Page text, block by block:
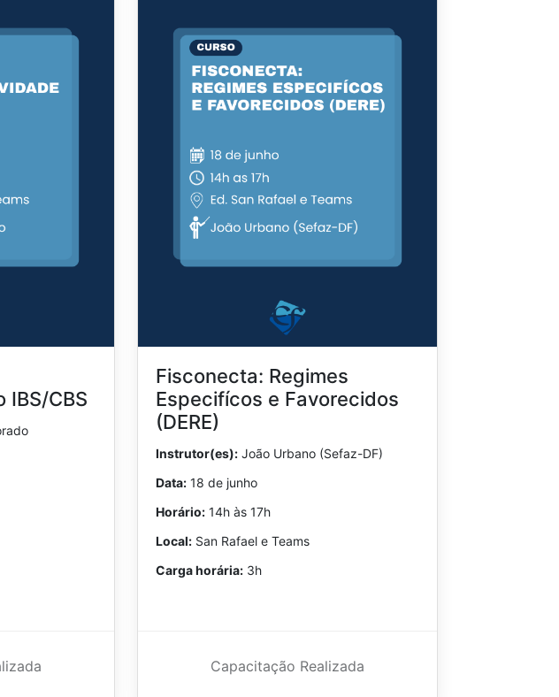
IBS/CBS
Fisconecta: Regimes
Especifícos e Favorecidos
(DERE)
Instrutor(es): João Urbano (Sefaz-DF)
Data: 18 de junho
Horário: 14h às 17h
Local: San Rafael e Teams
Carga horária: 3h
Capacitação Realizada